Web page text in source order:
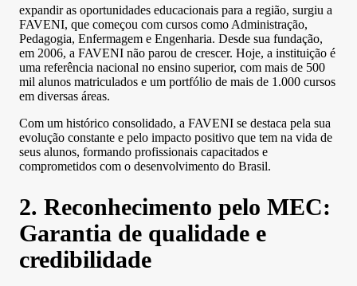
expandir as oportunidades educacionais para a região, surgiu a
FAVENI, que começou com cursos como Administração,
Pedagogia, Enfermagem e Engenharia. Desde sua fundação,
em 2006, a FAVENI não parou de crescer. Hoje, a instituição é
uma referência nacional no ensino superior, com mais de 500
mil alunos matriculados e um portfólio de mais de 1.000 cursos
em diversas áreas.
Com um histórico consolidado, a FAVENI se destaca pela sua
evolução constante e pelo impacto positivo que tem na vida de
seus alunos, formando profissionais capacitados e
comprometidos com o desenvolvimento do Brasil.
2. Reconhecimento pelo MEC:
Garantia de qualidade e
credibilidade